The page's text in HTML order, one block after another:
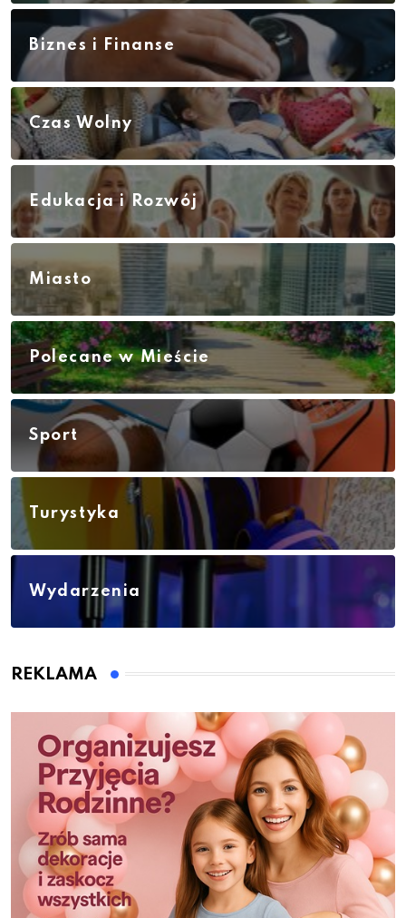
Biznes i Finanse
Czas Wolny
Edukacja i Rozwój
Miasto
Polecane w Mieście
Sport
Turystyka
Wydarzenia
REKLAMA